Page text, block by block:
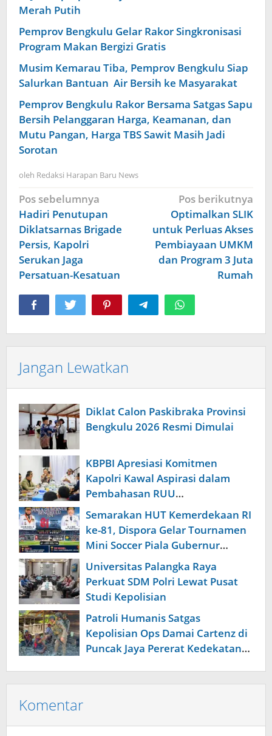
Merah Putih
Pemprov Bengkulu Gelar Rakor Singkronisasi
Program Makan Bergizi Gratis
Musim Kemarau Tiba, Pemprov Bengkulu Siap
Salurkan Bantuan Air Bersih ke Masyarakat
Pemprov Bengkulu Rakor Bersama Satgas Sapu
Bersih Pelanggaran Harga, Keamanan, dan
Mutu Pangan, Harga TBS Sawit Masih Jadi
Sorotan
oleh Redaksi Harapan Baru News
Navigasi
pos
Pos sebelumnya
Hadiri Penutupan
Diklatsarnas Brigade
Persis, Kapolri
Serukan Jaga
Persatuan-Kesatuan
Pos berikutnya
Optimalkan SLIK
untuk Perluas Akses
Pembiayaan UMKM
dan Program 3 Juta
Rumah
Jangan Lewatkan
Diklat Calon Paskibraka Provinsi
Bengkulu 2026 Resmi Dimulai
KBPBI Apresiasi Komitmen
Kapolri Kawal Aspirasi dalam
Pembahasan RUU
Ketenagakerjaan
Semarakan HUT Kemerdekaan RI
ke-81, Dispora Gelar Tournamen
Mini Soccer Piala Gubernur
Bengkulu
Universitas Palangka Raya
Perkuat SDM Polri Lewat Pusat
Studi Kepolisian
Patroli Humanis Satgas
Kepolisian Ops Damai Cartenz di
Puncak Jaya Pererat Kedekatan
Komentar